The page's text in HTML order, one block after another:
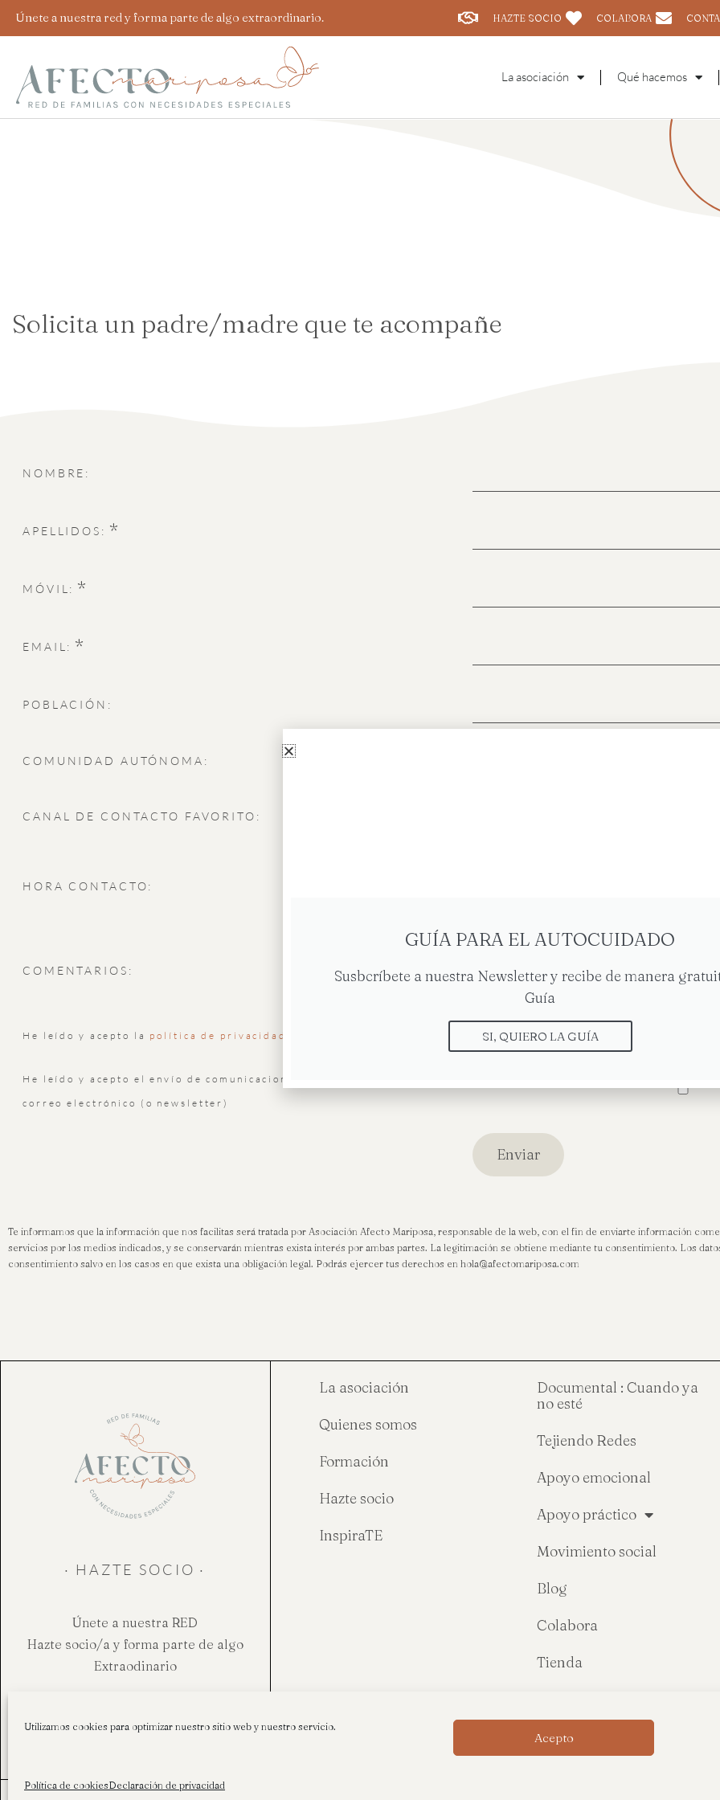
Utilizamos cookies para optimizar nuestro sitio web y nuestro servicio.
Acepto
Política de cookiesDeclaración de privacidad
al
Únete a nuestra red y forma parte de algo extraordinario. HAZTE SOCIO COLABORA
La asociación Qué hacemos
Solicita un padre/madre que te acompañe
NOMBRE:
APELLIDOS: *
MÓVIL: *
EMAIL: *
POBLACIÓN:
COMUNIDAD AUTÓNOMA:
CANAL DE CONTACTO FAVORITO:
HORA CONTACTO:
COMENTARIOS:
He leído y acepto la política de privacidad
He leído y acepto el envío de comunicaciones comerciales por
correo electrónico (o newsletter)
Te informamos que la información que nos facilitas será tratada por Asociación Afecto Mariposa, responsable de la web, con el fin de enviarte información
servicios por los medios indicados, y se conservarán mientras exista interés por ambas partes. La legitimación se obtiene mediante tu consentimiento. Los
consentimiento salvo en los casos en que exista una obligación legal. Podrás ejercer tus derechos en hola@afectomariposa.com
· HAZTE SOCIO ·
Únete a nuestra RED
Hazte socio/a y forma parte de algo
Extraodinario
Hazte socio
La asociación
Quienes somos
Formación
Hazte socio
InspiraTE
Documental : Cuando ya
no esté
Tejiendo Redes
Apoyo emocional
Apoyo práctico
Movimiento social
Blog
Colabora
Tienda
Política de privacidad Política de cookies Condiciones de
GUÍA PARA EL AUTOCUIDADO
Susbcríbete a nuestra Newsletter y recibe de manera
Guía
SI, QUIERO LA GUÍA